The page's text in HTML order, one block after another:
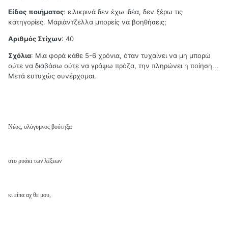
Είδος ποιήματος: ειλικρινά δεν έχω ιδέα, δεν ξέρω τις
κατηγορίες. Μαριάντζελλα μπορείς να βοηθήσεις;
Αριθμός Στίχων: 40
Σχόλια: Μια φορά κάθε 5-6 χρόνια, όταν τυχαίνει να μη μπορώ
ούτε να διαβάσω ούτε να γράψω πρόζα, την πληρώνει η ποίηση...
Μετά ευτυχώς συνέρχομαι.
Νέος, ολόγυμνος βούτηξα
στο ρυάκι των λέξεων
κι είπα αχ θε μου,